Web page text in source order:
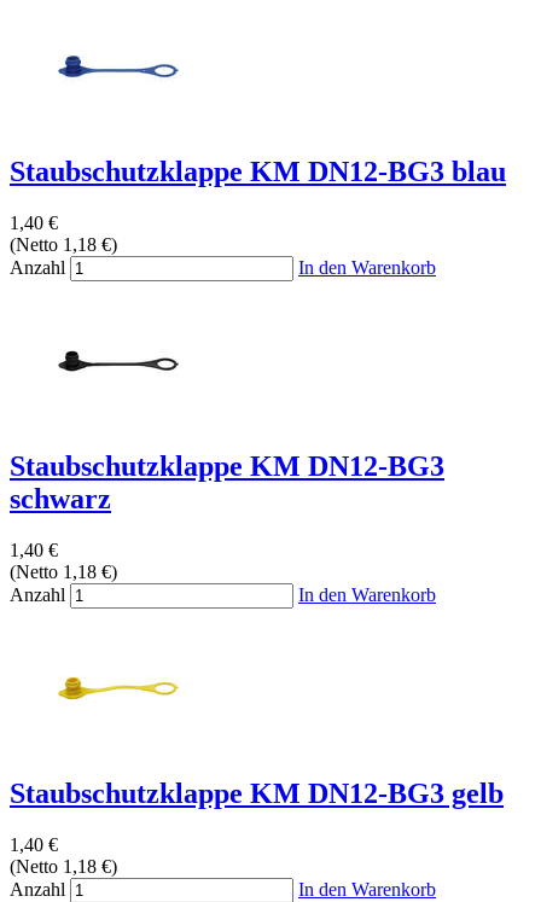
Staubschutzklappe KM DN12-BG3 blau
1,40 €
(Netto 1,18 €)
Anzahl
In den Warenkorb
Staubschutzklappe KM DN12-BG3
schwarz
1,40 €
(Netto 1,18 €)
Anzahl
In den Warenkorb
Staubschutzklappe KM DN12-BG3 gelb
1,40 €
(Netto 1,18 €)
Anzahl
In den Warenkorb